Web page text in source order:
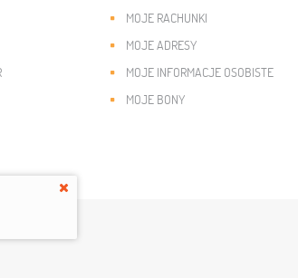
MOJE RACHUNKI
MOJE ADRESY
MOJE INFORMACJE OSOBISTE
MOJE BONY